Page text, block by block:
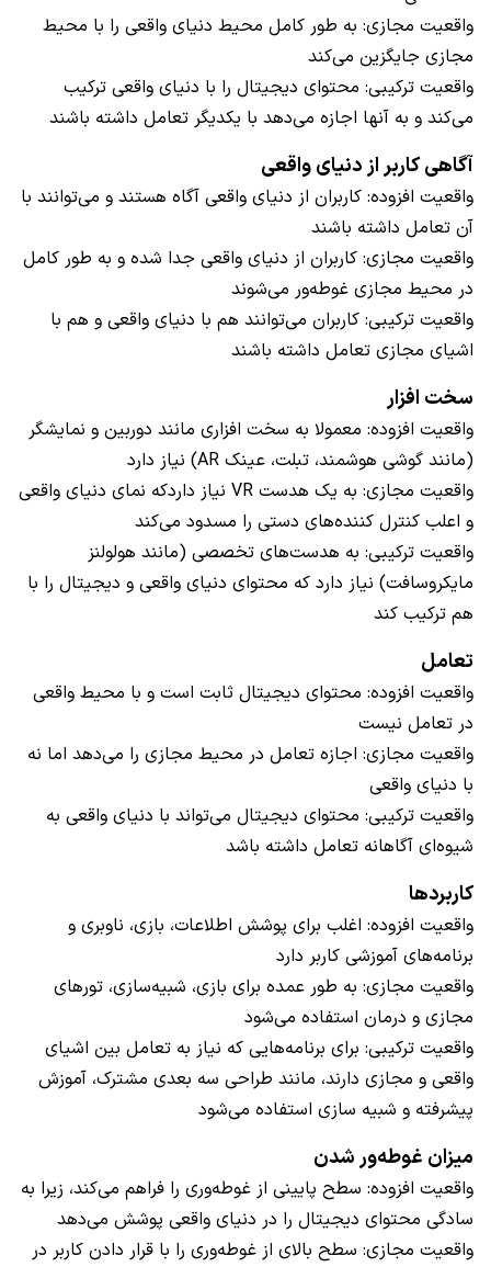
واقعیت مجازی: به طور کامل محیط دنیای واقعی را با محیط
مجازی جایگزین می‌کند
واقعیت ترکیبی: محتوای دیجیتال را با دنیای واقعی ترکیب
می‌کند و به آنها اجازه می‌دهد با یکدیگر تعامل داشته باشند
آگاهی کاربر از دنیای واقعی
واقعیت افزوده: کاربران از دنیای واقعی آگاه هستند و می‌توانند با
آن تعامل داشته باشند
واقعیت مجازی: کاربران از دنیای واقعی جدا شده و به طور کامل
در محیط مجازی غوطه‌ور می‌شوند
واقعیت ترکیبی: کاربران می‌توانند هم با دنیای واقعی و هم با
اشیای مجازی تعامل داشته باشند
سخت افزار
واقعیت افزوده: معمولا به سخت افزاری مانند دوربین و نمایشگر
(مانند گوشی هوشمند، تبلت، عینک AR) نیاز دارد
واقعیت مجازی: به یک هدست VR نیاز داردکه نمای دنیای واقعی
و اعلب کنترل کننده‌های دستی را مسدود می‌کند
واقعیت ترکیبی: به هدست‌های تخصصی (مانند هولولنز
مایکروسافت) نیاز دارد که محتوای دنیای واقعی و دیجیتال را با
هم ترکیب کند
تعامل
واقعیت افزوده: محتوای دیجیتال ثابت است و با محیط واقعی
در تعامل نیست
واقعیت مجازی: اجازه تعامل در محیط مجازی را می‌دهد اما نه
با دنیای واقعی
واقعیت ترکیبی: محتوای دیجیتال می‌تواند با دنیای واقعی به
شیوه‌ای آگاهانه تعامل داشته باشد
کاربردها
واقعیت افزوده: اغلب برای پوشش اطلاعات، بازی، ناوبری و
برنامه‌های آموزشی کاربر دارد
واقعیت مجازی: به طور عمده برای بازی، شبیه‌سازی، تورهای
مجازی و درمان استفاده می‌شود
واقعیت ترکیبی: برای برنامه‌هایی که نیاز به تعامل بین اشیای
واقعی و مجازی دارند، مانند طراحی سه بعدی مشترک، آموزش
پیشرفته و شبیه سازی استفاده می‌شود
میزان غوطه‌ور شدن
واقعیت افزوده: سطح پایینی از غوطه‌وری را فراهم می‌کند، زیرا به
سادگی محتوای دیجیتال را در دنیای واقعی پوشش می‌دهد
واقعیت مجازی: سطح بالای از غوطه‌وری را با قرار دادن کاربر در